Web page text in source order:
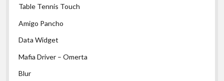
Table Tennis Touch
Amigo Pancho
Data Widget
Mafia Driver – Omerta
Blur